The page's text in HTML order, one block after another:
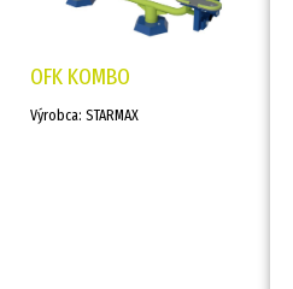
OFK KOMBO
Výrobca: STARMAX